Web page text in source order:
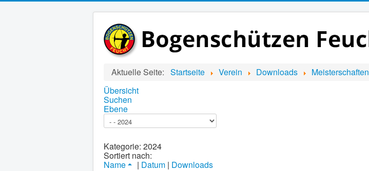
Aktuelle Seite: Startseite Verein Downloads Meisterschaften
Übersicht
Suchen
Ebene
Kategorie: 2024
Sortiert nach:
Name | Datum | Downloads